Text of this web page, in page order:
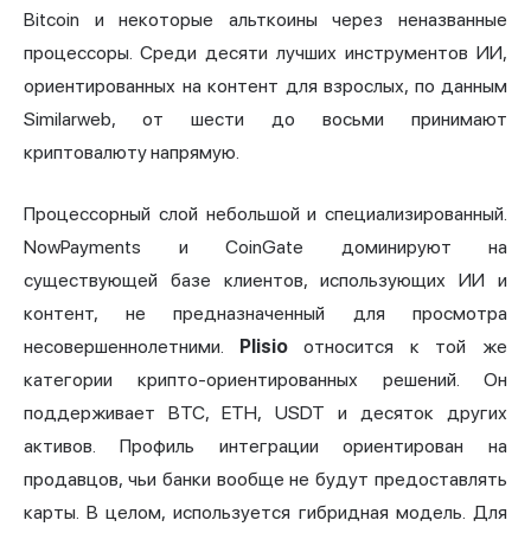
Bitcoin и некоторые альткоины через неназванные
процессоры. Среди десяти лучших инструментов ИИ,
ориентированных на контент для взрослых, по данным
Similarweb, от шести до восьми принимают
криптовалюту напрямую.
Процессорный слой небольшой и специализированный.
NowPayments и CoinGate доминируют на
существующей базе клиентов, использующих ИИ и
контент, не предназначенный для просмотра
несовершеннолетними. Plisioотносится к той же
категории крипто-ориентированных решений. Он
поддерживает BTC, ETH, USDT и десяток других
активов. Профиль интеграции ориентирован на
продавцов, чьи банки вообще не будут предоставлять
карты. В целом, используется гибридная модель. Для